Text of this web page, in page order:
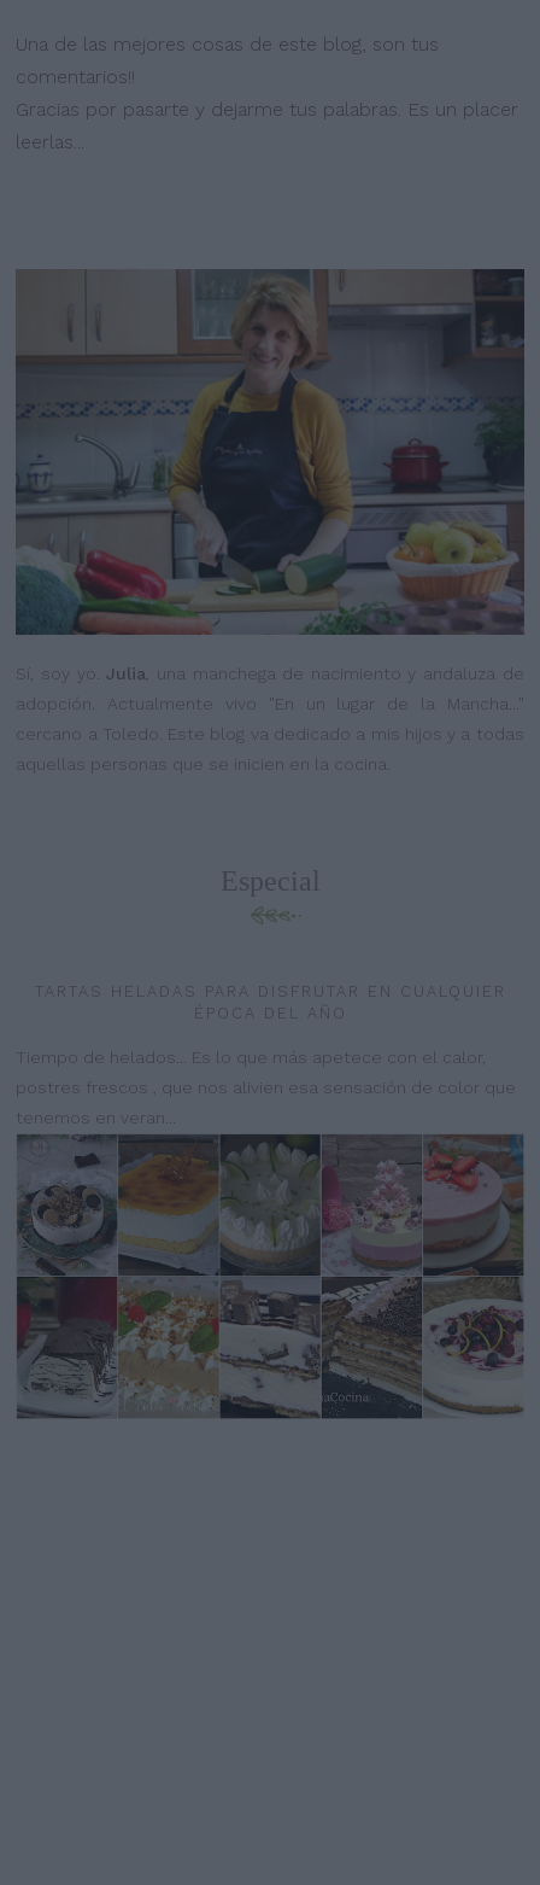
Una de las mejores cosas de este blog, son tus
comentarios!!
Gracias por pasarte y dejarme tus palabras. Es un placer
leerlas...
Sí, soy yo.Julia , una manchega de nacimiento y andaluza de
adopción. Actualmente vivo "En un lugar de la Mancha..."
cercano a Toledo. Este blog va dedicado a mis hijos y a todas
aquellas personas que se inicien en la cocina.
Especial
TARTAS HELADAS PARA DISFRUTAR EN CUALQUIER
ÉPOCA DEL AÑO
Tiempo de helados... Es lo que más apetece con el calor,
postres frescos , que nos alivien esa sensación de color que
tenemos en veran...